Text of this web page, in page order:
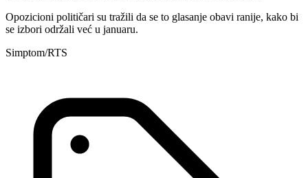
Opozicioni političari su tražili da se to glasanje obavi ranije, kako bi
se izbori održali već u januaru.
Simptom/RTS